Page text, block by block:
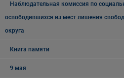
Наблюдательная комиссия по
освободившихся из мест лишения
округа
Книга памяти
9 мая